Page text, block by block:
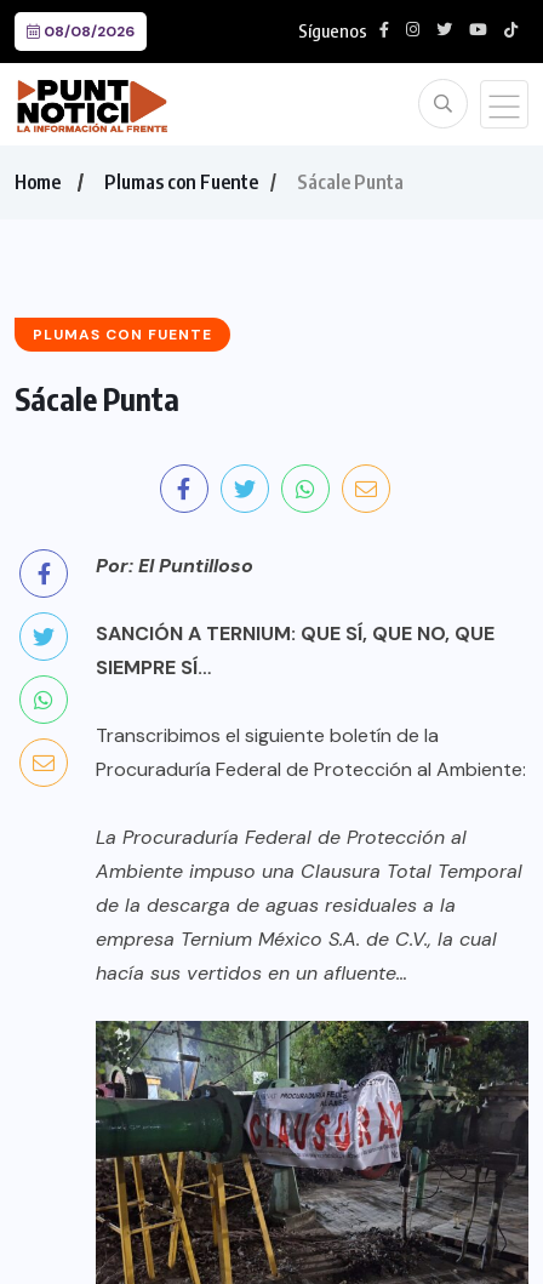
08/08/2026 Síguenos
Home Plumas con Fuente Sácale Punta
PLUMAS CON FUENTE
Sácale Punta
Por: El Puntilloso
SANCIÓN A TERNIUM: QUE SÍ, QUE NO, QUE
SIEMPRE SÍ…
Transcribimos el siguiente boletín de la
Procuraduría Federal de Protección al Ambiente:
La Procuraduría Federal de Protección al
Ambiente impuso una Clausura Total Temporal
de la descarga de aguas residuales a la
empresa Ternium México S.A. de C.V., la cual
hacía sus vertidos en un afluente…